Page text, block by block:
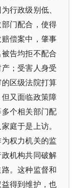
行政级别低、
门配合，使得
偿案中，肇事
告均拒不配合
；受害人身受
区级法院打算
又面临政策障
个相关部门配
庭于是上访。
权力机关的监
机构共同破解
。这种监督和
得到维护，也